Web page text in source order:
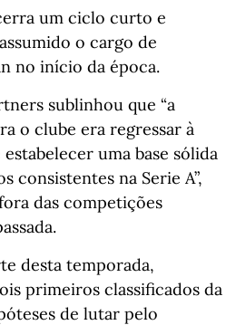
um ciclo curto e
o cargo de
no início da época.
sublinhou que “a
o clube era regressar à
uma base sólida
consistentes na Serie A”,
das competições
desta temporada,
primeiros classificados da
de lutar pelo